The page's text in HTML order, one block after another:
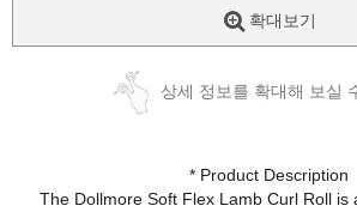
확대보기
상세 정보를 확대해 보실
* Product Description
The Dollmore Soft Flex Lamb Curl Roll is